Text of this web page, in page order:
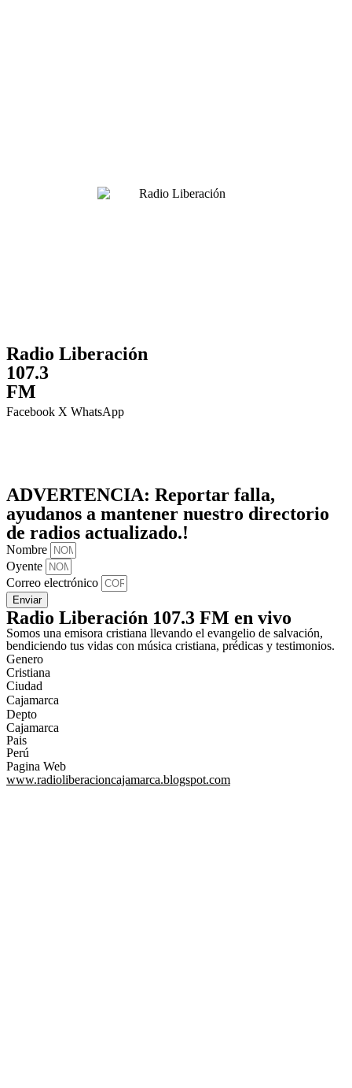
Radio Liberación
107.3
FM
Facebook X WhatsApp
ADVERTENCIA: Reportar falla,
ayudanos a mantener nuestro directorio
de radios actualizado.!
Nombre
Oyente
Correo electrónico
Enviar
Radio Liberación 107.3 FM en vivo
Somos una emisora cristiana llevando el evangelio de salvación,
bendiciendo tus vidas con música cristiana, prédicas y testimonios.
Genero
Cristiana
Ciudad
Cajamarca
Depto
Cajamarca
Pais
Perú
Pagina Web
www.radioliberacioncajamarca.blogspot.com